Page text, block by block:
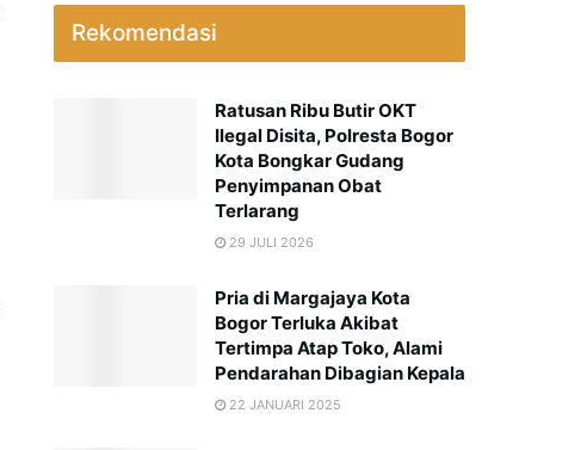
Rekomendasi
Ratusan Ribu Butir OKT
Ilegal Disita, Polresta Bogor
Kota Bongkar Gudang
Penyimpanan Obat
Terlarang
29 JULI 2026
Pria di Margajaya Kota
Bogor Terluka Akibat
Tertimpa Atap Toko, Alami
Pendarahan Dibagian Kepala
22 JANUARI 2025